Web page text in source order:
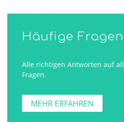
Häufige Fragen
Alle richtigen Antworten auf
Fragen.
MEHR ERFAHREN